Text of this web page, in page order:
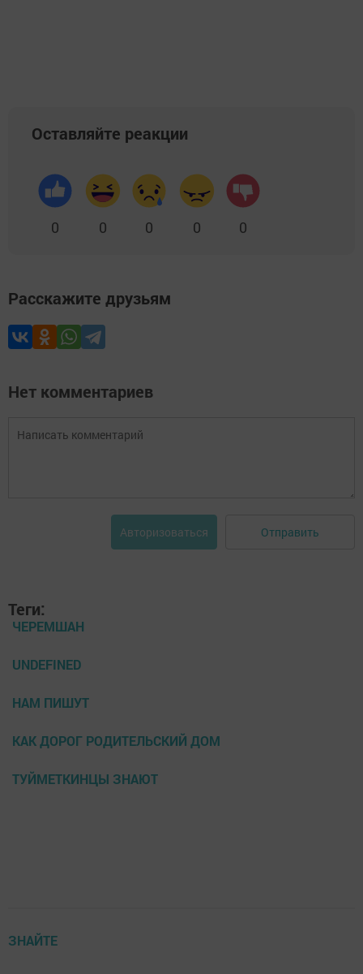
Оставляйте реакции
0 0 0 0 0
Расскажите друзьям
Нет комментариев
Авторизоваться Отправить
Теги:
ЧЕРЕМШАН
UNDEFINED
НАМ ПИШУТ
КАК ДОРОГ РОДИТЕЛЬСКИЙ ДОМ
ТУЙМЕТКИНЦЫ ЗНАЮТ
ЗНАЙТЕ